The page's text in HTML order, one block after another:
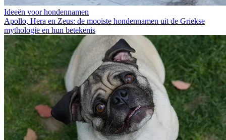
Ideeën voor hondennamen
Apollo, Hera en Zeus: de mooiste hondennamen uit de Griekse
mythologie en hun betekenis